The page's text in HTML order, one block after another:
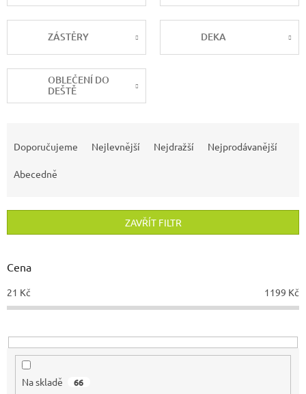
ZÁSTĚRY DEKA
OBLEČENÍ DO
DEŠTĚ
r
d
k
t
Doporučujeme Nejlevnější Nejdražší Nejprodávanější
Abecedně
ZAVŘÍT FILTR
Cena
21 Kč 1199 Kč
Na skladě 66